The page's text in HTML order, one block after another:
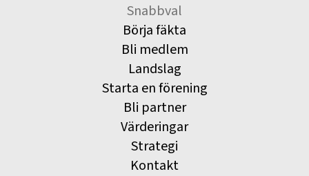
Snabbval
Börja fäkta
Bli medlem
Landslag
Starta en förening
Bli partner
Värderingar
Strategi
Kontakt